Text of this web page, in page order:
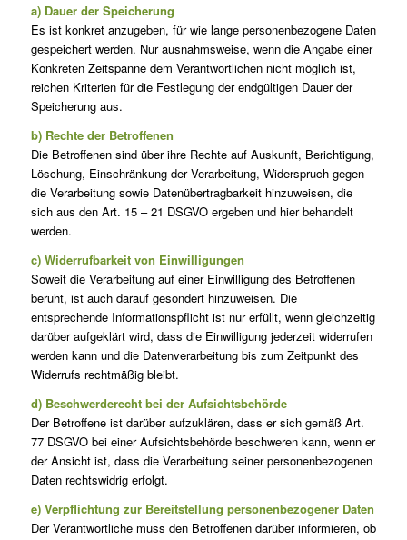
a) Dauer der Speicherung
Es ist konkret anzugeben, für wie lange personenbezogene Daten
gespeichert werden. Nur ausnahmsweise, wenn die Angabe einer
Konkreten Zeitspanne dem Verantwortlichen nicht möglich ist,
reichen Kriterien für die Festlegung der endgültigen Dauer der
Speicherung aus.
b) Rechte der Betroffenen
Die Betroffenen sind über ihre Rechte auf Auskunft, Berichtigung,
Löschung, Einschränkung der Verarbeitung, Widerspruch gegen
die Verarbeitung sowie Datenübertragbarkeit hinzuweisen, die
sich aus den Art. 15 – 21 DSGVO ergeben und hier behandelt
werden.
c) Widerrufbarkeit von Einwilligungen
Soweit die Verarbeitung auf einer Einwilligung des Betroffenen
beruht, ist auch darauf gesondert hinzuweisen. Die
entsprechende Informationspflicht ist nur erfüllt, wenn gleichzeitig
darüber aufgeklärt wird, dass die Einwilligung jederzeit widerrufen
werden kann und die Datenverarbeitung bis zum Zeitpunkt des
Widerrufs rechtmäßig bleibt.
d) Beschwerderecht bei der Aufsichtsbehörde
Der Betroffene ist darüber aufzuklären, dass er sich gemäß Art.
77 DSGVO bei einer Aufsichtsbehörde beschweren kann, wenn er
der Ansicht ist, dass die Verarbeitung seiner personenbezogenen
Daten rechtswidrig erfolgt.
e) Verpflichtung zur Bereitstellung personenbezogener Daten
Der Verantwortliche muss den Betroffenen darüber informieren, ob